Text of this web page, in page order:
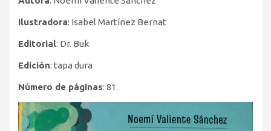
Ilustradora: Isabel Martínez Bernat
Editorial: Dr. Buk
Edición: tapa dura
Número de páginas: 81.